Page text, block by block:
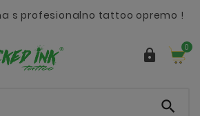
s profesionalno tattoo opremo !
 0
